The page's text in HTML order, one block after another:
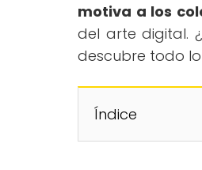
motiva a los
del arte digital.
descubre todo
Índice